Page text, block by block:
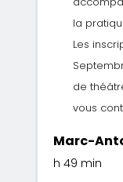
la
Les
de
vous
Marc-
h 49 min